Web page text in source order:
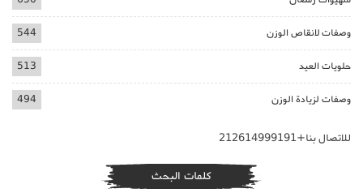
وصفات لانقاص الوزن 544
حلويات العيد 513
وصفات لزيادة الوزن 494
للاتصال بنا+212614999191
كلمات البحث